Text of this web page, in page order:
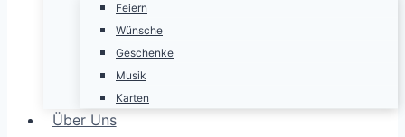
Feiern
Wünsche
Geschenke
Musik
Karten
Über Uns